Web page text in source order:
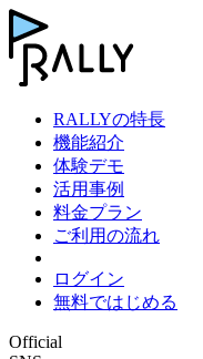
RALLYの特長
機能紹介
体験デモ
活用事例
料金プラン
ご利用の流れ
ログイン
無料ではじめる
Official